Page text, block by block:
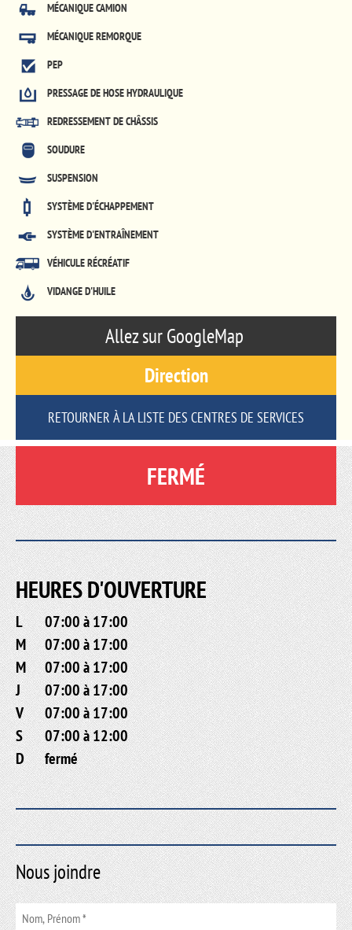
MÉCANIQUE CAMION
MÉCANIQUE REMORQUE
PEP
PRESSAGE DE HOSE HYDRAULIQUE
REDRESSEMENT DE CHÂSSIS
SOUDURE
SUSPENSION
SYSTÈME D'ÉCHAPPEMENT
SYSTÈME D'ENTRAÎNEMENT
VÉHICULE RÉCRÉATIF
VIDANGE D'HUILE
Allez sur GoogleMap
Direction
RETOURNER À LA LISTE DES CENTRES DE SERVICES
FERMÉ
HEURES D'OUVERTURE
L
07:00 à 17:00
M
07:00 à 17:00
M
07:00 à 17:00
J
07:00 à 17:00
V
07:00 à 17:00
S
07:00 à 12:00
D
fermé
Nous joindre